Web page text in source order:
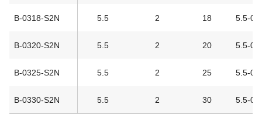
B-0318-S2N 5.5 2 18 5.5-0.7
B-0320-S2N 5.5 2 20 5.5-0.7
B-0325-S2N 5.5 2 25 5.5-0.7
B-0330-S2N 5.5 2 30 5.5-0.7